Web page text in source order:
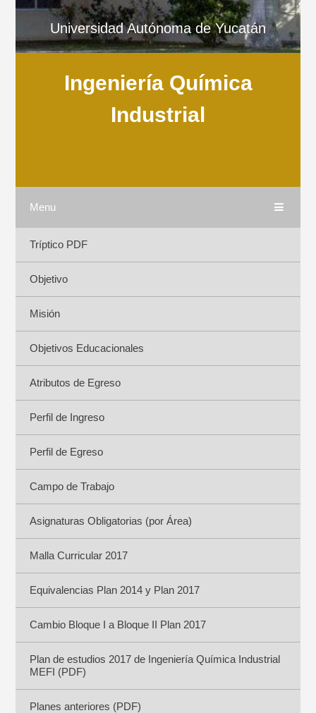
Universidad Autónoma de Yucatán
Ingeniería Química
Industrial
Menu
Tríptico PDF
Objetivo
Misión
Objetivos Educacionales
Atributos de Egreso
Perfil de Ingreso
Perfil de Egreso
Campo de Trabajo
Asignaturas Obligatorias (por Área)
Malla Curricular 2017
Equivalencias Plan 2014 y Plan 2017
Cambio Bloque I a Bloque II Plan 2017
Plan de estudios 2017 de Ingeniería Química Industrial
MEFI (PDF)
Planes anteriores (PDF)